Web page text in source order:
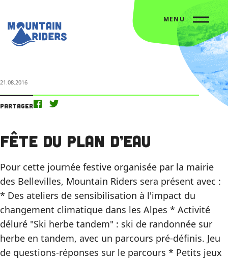
MENU
21.08.2016
Partager
Fête du plan d’eau
Pour cette journée festive organisée par la mairie
des Bellevilles, Mountain Riders sera présent avec :
* Des ateliers de sensibilisation à l'impact du
changement climatique dans les Alpes * Activité
déluré "Ski herbe tandem" : ski de randonnée sur
herbe en tandem, avec un parcours pré-définis. Jeu
de questions-réponses sur le parcours * Petits jeux